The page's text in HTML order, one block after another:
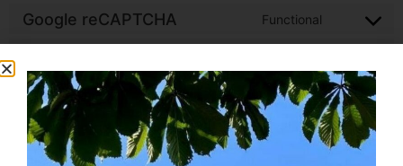
Google reCAPTCHA Functional
Stripe Functional
Sourcebuster JS Statistics
Google Analytics